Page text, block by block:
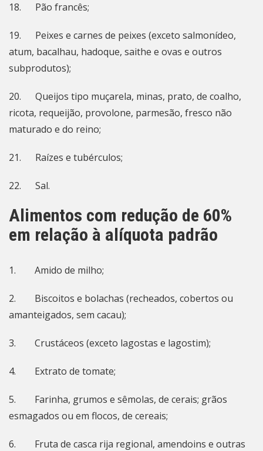
18. Pão francês;
19. Peixes e carnes de peixes (exceto salmonídeo,
atum, bacalhau, hadoque, saithe e ovas e outros
subprodutos);
20. Queijos tipo muçarela, minas, prato, de coalho,
ricota, requeijão, provolone, parmesão, fresco não
maturado e do reino;
21. Raízes e tubérculos;
22. Sal.
Alimentos com redução de 60%
em relação à alíquota padrão
1. Amido de milho;
2. Biscoitos e bolachas (recheados, cobertos ou
amanteigados, sem cacau);
3. Crustáceos (exceto lagostas e lagostim);
4. Extrato de tomate;
5. Farinha, grumos e sêmolas, de cerais; grãos
esmagados ou em flocos, de cereais;
6. Fruta de casca rija regional, amendoins e outras